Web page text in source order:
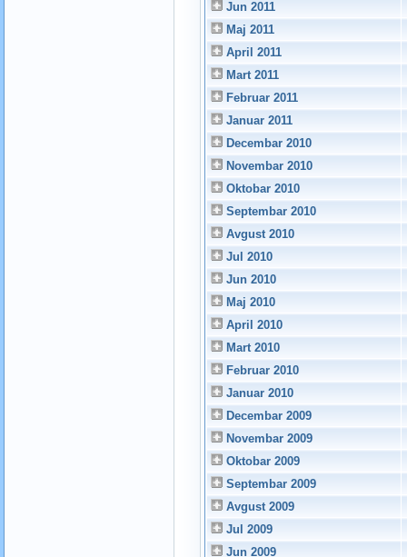
Jun 2011
Maj 2011
April 2011
Mart 2011
Februar 2011
Januar 2011
Decembar 2010
Novembar 2010
Oktobar 2010
Septembar 2010
Avgust 2010
Jul 2010
Jun 2010
Maj 2010
April 2010
Mart 2010
Februar 2010
Januar 2010
Decembar 2009
Novembar 2009
Oktobar 2009
Septembar 2009
Avgust 2009
Jul 2009
Jun 2009